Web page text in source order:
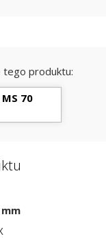
produktu:
MS 70
mm